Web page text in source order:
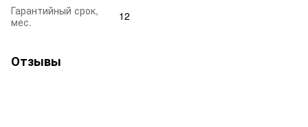
Гарантийный срок,
мес.
12
Отзывы